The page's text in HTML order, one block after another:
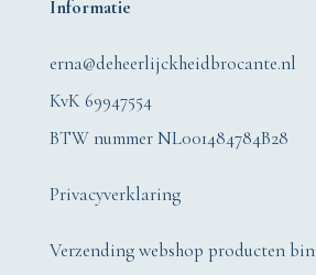
Informatie
erna@deheerlijckheidbrocante.nl
KvK 69947554
BTW nummer NL001484784B28
Privacyverklaring
Verzending webshop producten